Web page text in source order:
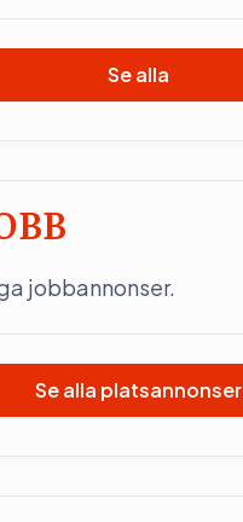
Se alla
jobbannonser.
Se alla platsannonser